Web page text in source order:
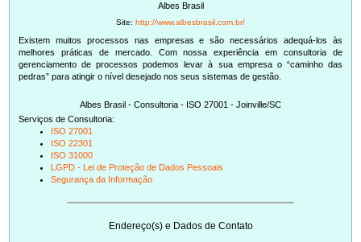
Albes Brasil
Site: http://www.albesbrasil.com.br/
Existem muitos processos nas empresas e são necessários adequá-los às
melhores práticas de mercado. Com nossa experiência em consultoria de
gerenciamento de processos podemos levar à sua empresa o “caminho das
Albes Brasil - Consultoria - ISO 27001 - Joinville/SC
Serviços de Consultoria:
ISO 27001
ISO 22301
ISO 31000
LGPD - Lei de Proteção de Dados Pessoais
Segurança da Informação
Endereço(s) e Dados de Contato